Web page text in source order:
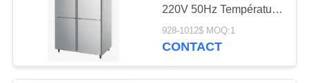
SITE
220V 50Hz Température
2C-8C Armoire
réfrigérée avec GN1/1
928-1012$ MOQ:1
CONTACT